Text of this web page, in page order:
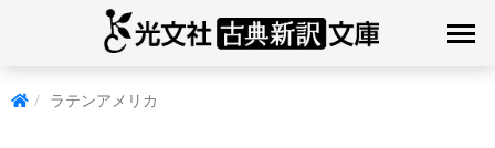
ラテンアメリカ